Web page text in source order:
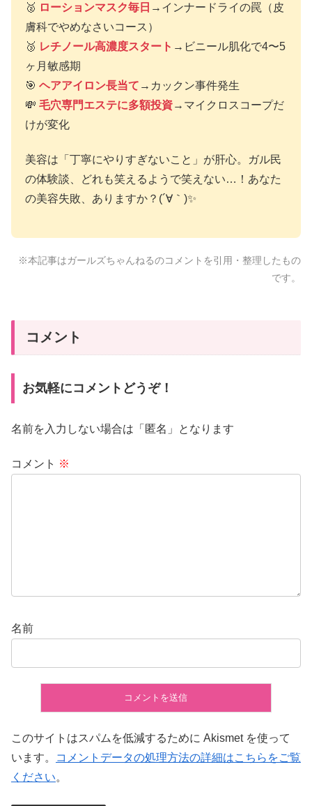
🥈 ローションマスク毎日 →インナードライの罠（皮
膚科でやめなさいコース）
🥉 レチノール高濃度スタート →ビニール肌化で4〜5
ヶ月敏感期
🎯 ヘアアイロン長当て →カックン事件発生
💸 毛穴専門エステに多額投資→マイクロスコープだ
けが変化
美容は「丁寧にやりすぎないこと」が肝心。ガル民
の体験談、どれも笑えるようで笑えない…！あなた
の美容失敗、ありますか？(´∀｀)✨
※本記事はガールズちゃんねるのコメントを引用・整理したもの
です。
コメント
お気軽にコメントどうぞ！
名前を入力しない場合は「匿名」となります
コメント ※
名前
このサイトはスパムを低減するために Akismet を使って
います。
コメントデータの処理方法の詳細はこちらをご覧
ください。